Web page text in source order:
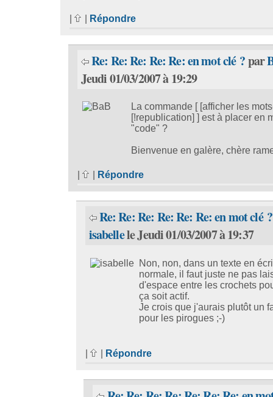
Répondre
Re: Re: Re: Re: Re: en mot clé ?par
Jeudi 01/03/2007 à 19:29
La commande [ [afficher les
[!republication] ] est à placer en
"code" ?
Bienvenue en galère, chère
Répondre
Re: Re: Re: Re: Re: Re: en mot clé ?
isabellele Jeudi 01/03/2007 à 19:37
Non, non, dans un texte en
normale, il faut juste ne pas
d'espace entre les crochets
ça soit actif.
Je crois que j'aurais plutôt un
pour les pirogues ;-)
Répondre